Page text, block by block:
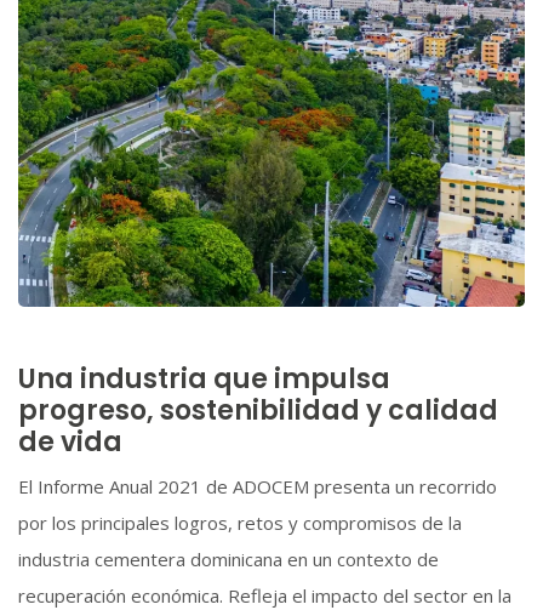
Una industria que impulsa
progreso, sostenibilidad y calidad
de vida
El Informe Anual 2021 de ADOCEM presenta un recorrido
por los principales logros, retos y compromisos de la
industria cementera dominicana en un contexto de
recuperación económica. Refleja el impacto del sector en la